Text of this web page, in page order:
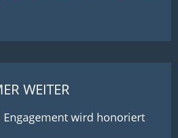
WEITER
Engagement wird honoriert